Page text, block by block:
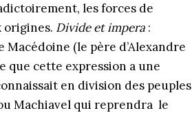
les forces de
origines. Divide et impera:
(le père d’Alexandre
que cette expression a une
en division des peuples
Machiavel qui reprendra le